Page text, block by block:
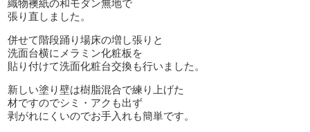
織物襖紙の和モダン無地で
張り直しました。
併せて階段踊り場床の増し張りと
洗面台横にメラミン化粧板を
貼り付けて洗面化粧台交換も行いました。
新しい塗り壁は樹脂混合で練り上げた
材ですのでシミ・アクも出ず
剥がれにくいのでお手入れも簡単です。